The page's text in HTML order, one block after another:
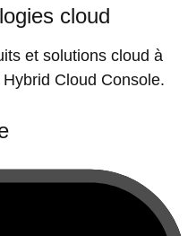
cloud
et solutions cloud à
Cloud Console.